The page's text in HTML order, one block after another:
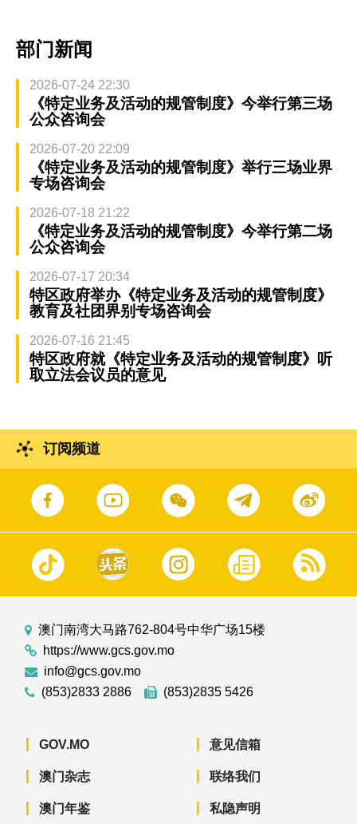
部门新闻
2026-07-24 22:30
《特定业务及活动的规管制度》今举行第三场
公众咨询会
2026-07-20 22:09
《特定业务及活动的规管制度》举行三场业界
专场咨询会
2026-07-18 21:22
《特定业务及活动的规管制度》今举行第二场
公众咨询会
2026-07-17 20:34
特区政府举办《特定业务及活动的规管制度》
教育及社团界别专场咨询会
2026-07-16 21:45
特区政府就《特定业务及活动的规管制度》听
取立法会议员的意见
订阅频道
澳门南湾大马路762-804号中华广场15楼
https://www.gcs.gov.mo
info@gcs.gov.mo
(853)2833 2886
(853)2835 5426
GOV.MO
澳门杂志
澳门年鉴
意见信箱
联络我们
私隐声明